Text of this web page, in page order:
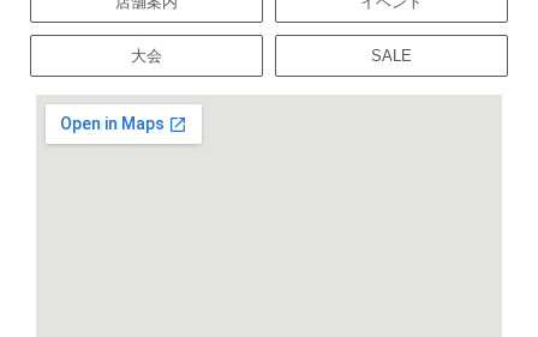
大会 SALE